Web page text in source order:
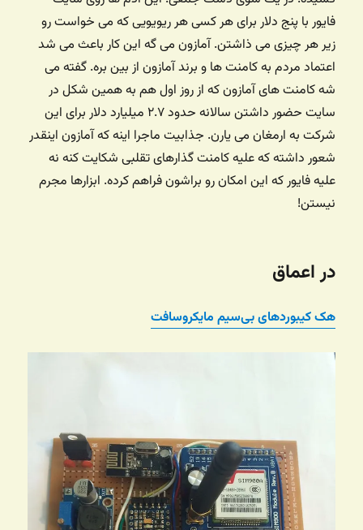
فایور با پنج دلار برای هر کسی هر ریویویی که می خواست رو
زیر هر چیزی می ذاشتن. آمازون می گه این کار باعث می شد
اعتماد مردم به کامنت ها و برند آمازون از بین بره. گفته می
شه کامنت های آمازون که از روز اول هم به همین شکل در
سایت حضور داشتن سالانه حدود ۲.۷ میلیارد دلار برای این
شرکت به ارمغان می یارن. جذابیت ماجرا اینه که آمازون اینقدر
شعور داشته که علیه کامنت گذارهای تقلبی شکایت کنه نه
علیه فایور که این امکان رو براشون فراهم کرده. ابزارها مجرم
نیستن!
در اعماق
هک کیبوردهای بی‌سیم مایکروسافت